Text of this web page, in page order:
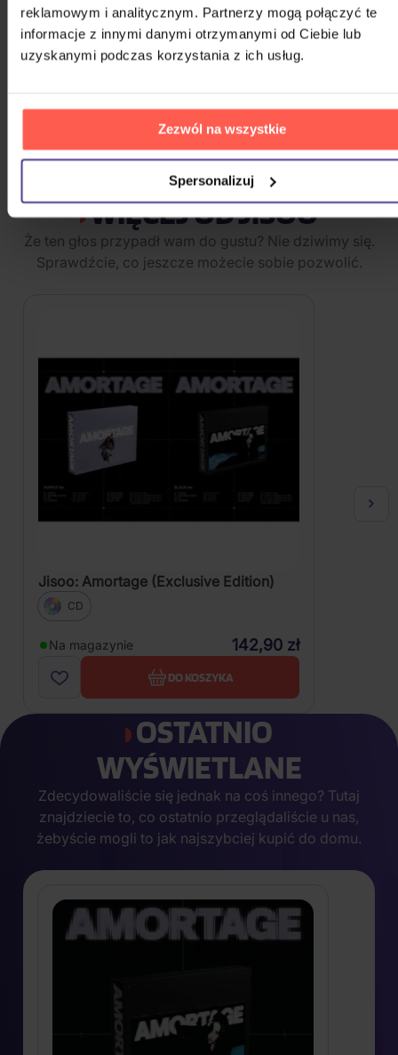
reklamowym i analitycznym. Partnerzy mogą połączyć te
informacje z innymi danymi otrzymanymi od Ciebie lub
uzyskanymi podczas korzystania z ich usług.
Zezwól na wszystkie
Spersonalizuj
Katseye: SIS (Soft Is Strong)
Niedostępne
POKAŻ WSZYSTKIE
WIĘCEJ OD JISOO
Że ten głos przypadł wam do gustu? Nie dziwimy się.
Sprawdźcie, co jeszcze możecie sobie pozwolić.
Jisoo: Amortage (Exclusive Edition)
CD
Na magazynie 142,90 zł
DO KOSZYKA
OSTATNIO
WYŚWIETLANE
Zdecydowaliście się jednak na coś innego? Tutaj
znajdziecie to, co ostatnio przeglądaliście u nas,
żebyście mogli to jak najszybciej kupić do domu.